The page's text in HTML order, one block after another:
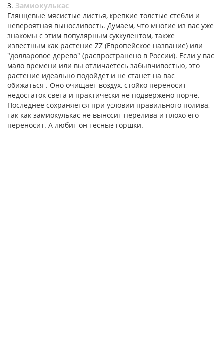
3. Замиокулькас
Глянцевые мясистые листья, крепкие толстые стебли и
невероятная выносливость. Думаем, что многие из вас уже
знакомы с этим популярным суккулентом, также
известным как растение ZZ (Европейское название) или
"долларовое дерево" (распространено в России). Если у вас
мало времени или вы отличаетесь забывчивостью, это
растение идеально подойдет и не станет на вас
обижаться . Оно очищает воздух, стойко переносит
недостаток света и практически не подвержено порче.
Последнее сохраняется при условии правильного полива,
так как замиокулькас не выносит перелива и плохо его
переносит. А любит он тесные горшки.